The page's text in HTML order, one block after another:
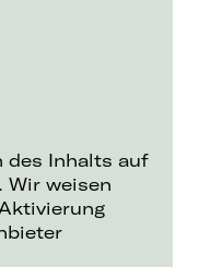
des Inhalts auf
Wir weisen